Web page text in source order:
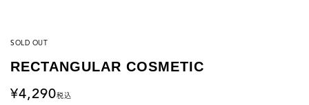
SOLD OUT
RECTANGULAR COSMETIC
4,290税込